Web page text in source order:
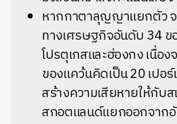
หากกาตาลุญญาแยกตัว
ทางเศรษฐกิจอันดับ 34 ข
โปรตุเกสและฮ่องกง เนื่
ของแคว้นคิดเป็น 20 เปอร์
สร้างความเสียหายให้กับ
สกอตแลนด์แยกออกจาก